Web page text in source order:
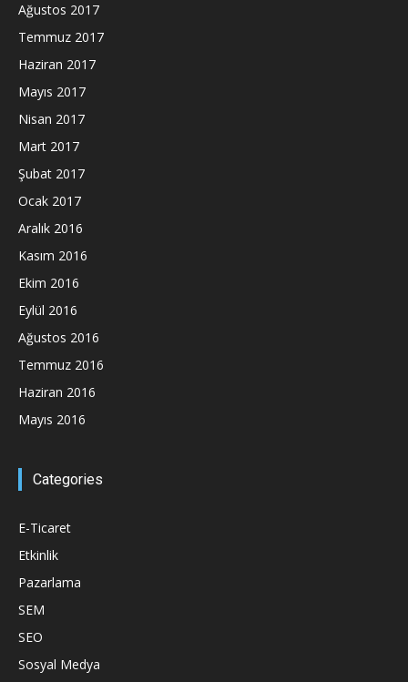
Ağustos 2017
Temmuz 2017
Haziran 2017
Mayıs 2017
Nisan 2017
Mart 2017
Şubat 2017
Ocak 2017
Aralık 2016
Kasım 2016
Ekim 2016
Eylül 2016
Ağustos 2016
Temmuz 2016
Haziran 2016
Mayıs 2016
Categories
E-Ticaret
Etkinlik
Pazarlama
SEM
SEO
Sosyal Medya